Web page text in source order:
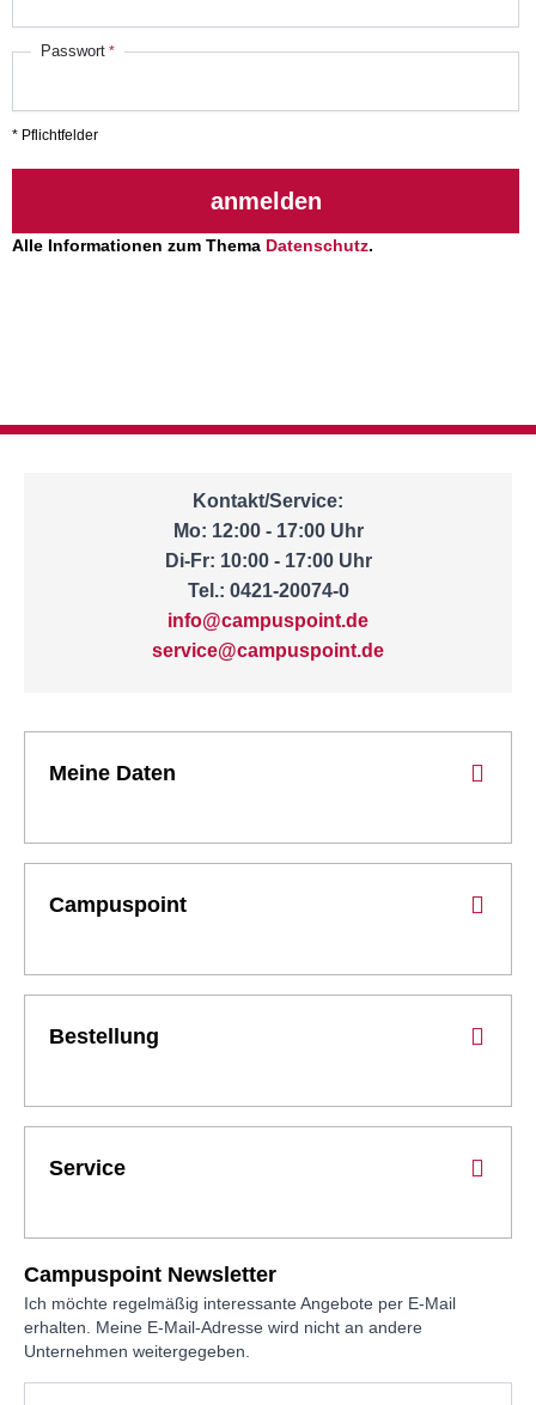
Passwort
* Pflichtfelder
anmelden
Alle Informationen zum Thema Datenschutz.
Kontakt/Service:
Mo: 12:00 - 17:00 Uhr
Di-Fr: 10:00 - 17:00 Uhr
Tel.: 0421-20074-0
info@campuspoint.de
service@campuspoint.de
Meine Daten
Campuspoint
Bestellung
Service
Campuspoint Newsletter
Ich möchte regelmäßig interessante Angebote per E-Mail
erhalten. Meine E-Mail-Adresse wird nicht an andere
Unternehmen weitergegeben.